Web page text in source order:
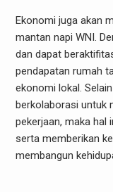
Ekonomi juga akan
mantan napi WNI.
dan dapat
pendapatan rumah
ekonomi lokal.
berkolaborasi untuk
pekerjaan, maka hal
serta memberikan
membangun